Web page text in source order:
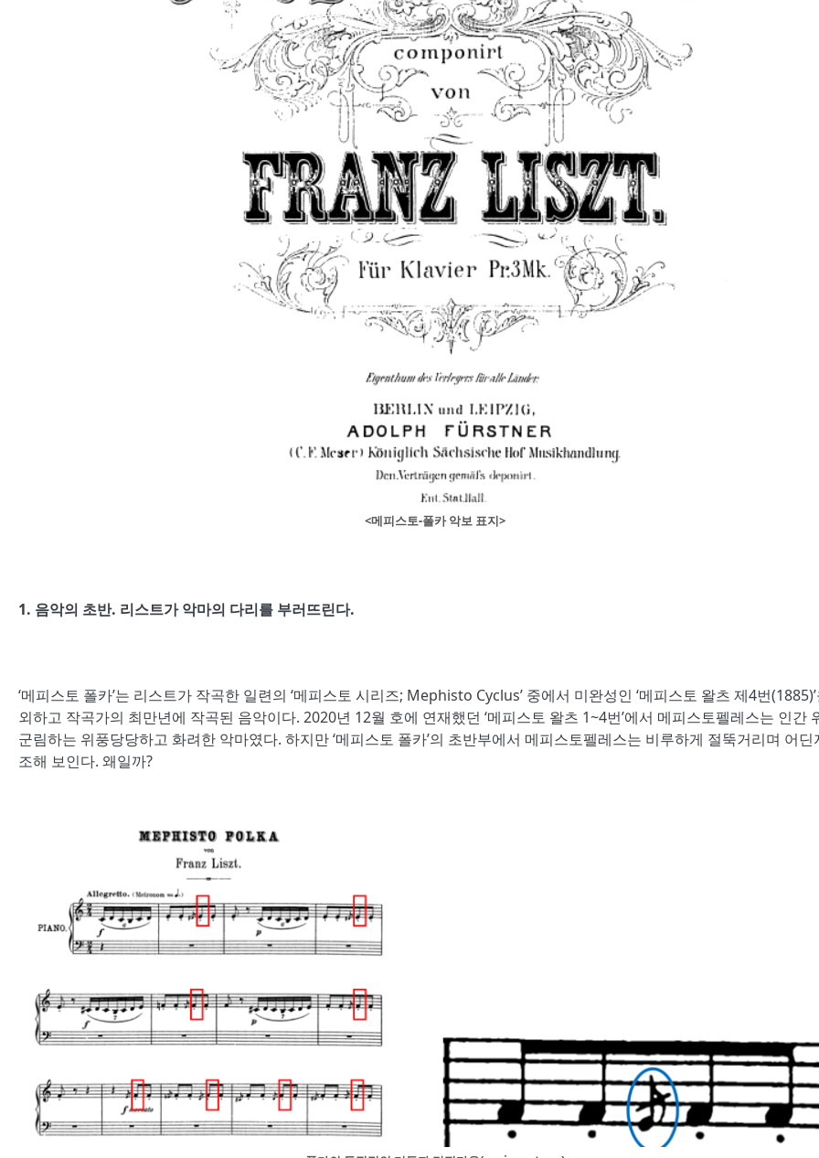
<메피스토-폴카 악보 표지>
1. 음악의 초반. 리스트가 악마의 다리를 부러뜨린다.
‘메피스토 폴카’는 리스트가 작곡한 일련의 ‘메피스토 시리즈; Mephisto Cyclus’ 중에서 미완성인 ‘메피스토 왈츠 제4번
외하고 작곡가의 최만년에 작곡된 음악이다. 2020년 12월 호에 연재했던 ‘메피스토 왈츠 1~4번’에서 메피스토펠레스는 인간
군림하는 위풍당당하고 화려한 악마였다. 하지만 ‘메피스토 폴카’의 초반부에서 메피스토펠레스는 비루하게 절뚝거리며 어딘
조해 보인다. 왜일까?